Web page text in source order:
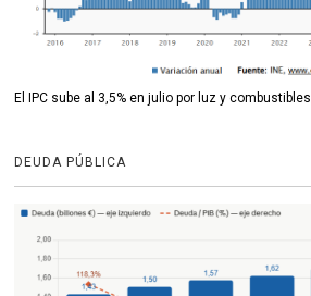
El IPC sube al 3,5% en julio por luz y combustibles
DEUDA PÚBLICA